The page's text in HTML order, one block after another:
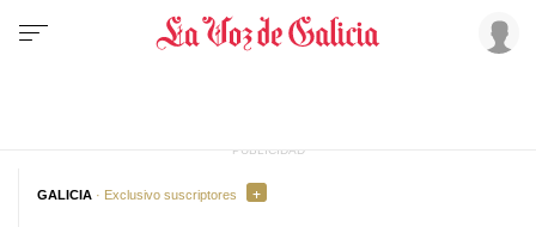
GALICIA · Exclusivo suscriptores